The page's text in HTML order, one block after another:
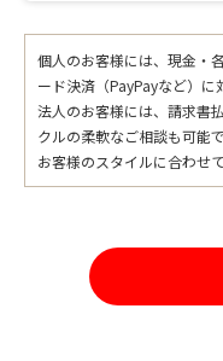
個人のお客様には、現金・
ード決済（PayPayなど）に
法人のお客様には、請求書
クルの柔軟なご相談も可能で
お客様のスタイルに合わせ